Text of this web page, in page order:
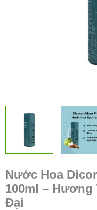
Nước Hoa
100ml – Hương
Đại